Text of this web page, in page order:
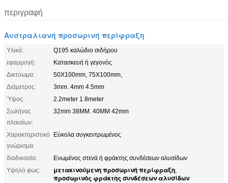
περιγραφή
Αυστραλιανή προσωρινή περίφραξη
Υλικά:
Q195 καλώδιο σιδήρου
εφαρμογή:
Κατασκευή ή γεγονός
Δικτύωμα:
50X100mm, 75X100mm,
Διάμετρος:
3mm. 4mm 4.5mm
Ύψος:
2.2meter 1.8meter
Σωλήνας
πλαισίων:
32mm 38MM. 40MM 42mm
Χαρακτηριστικό
γνώρισμα:
Εύκολα συγκεντρωμένος
διαδικασία:
Ενωμένος στενά ή φράκτης συνδέσεων αλυσίδων
Υψηλό φως:
μετακινούμενη προσωρινή περίφραξη,
προσωρινός φράκτης συνδέσεων αλυσίδων